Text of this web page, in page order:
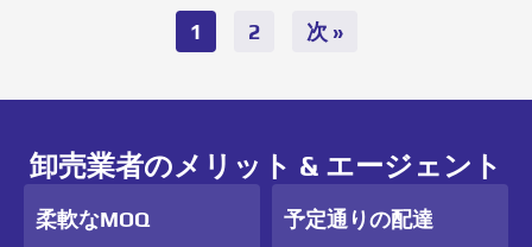
1 2 次 »
卸売業者のメリット & エージェント
柔軟なMOQ 予定通りの配達